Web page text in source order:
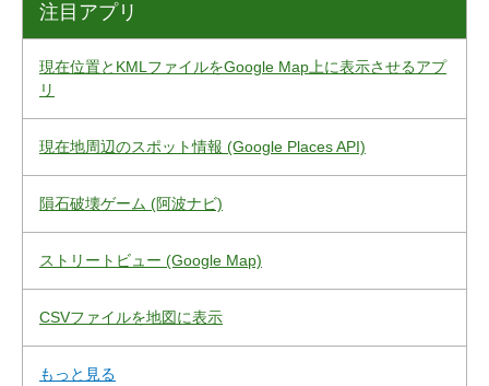
注目アプリ
現在位置とKMLファイルをGoogle Map上に表示させるアプ
リ
現在地周辺のスポット情報 (Google Places API)
隕石破壊ゲーム (阿波ナビ)
ストリートビュー (Google Map)
CSVファイルを地図に表示
もっと見る